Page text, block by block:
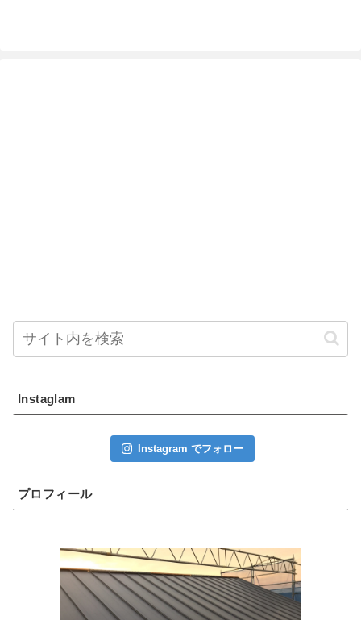
Instaglam
Instagram でフォロー
プロフィール